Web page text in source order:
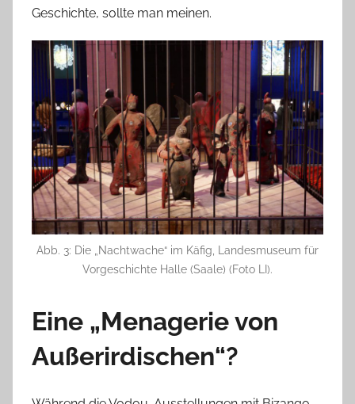
Geschichte, sollte man meinen.
Abb. 3: Die „Nachtwache“ im Käfig, Landesmuseum für
Vorgeschichte Halle (Saale) (Foto LI).
Eine „Menagerie von
Außerirdischen“?